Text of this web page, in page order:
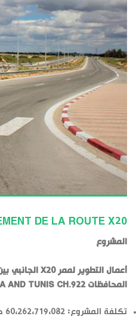
DE LA ROUTE X20
المشروع
المحافظات ARIANA-MANOUBA AND TUNIS CH.922
تكلفة المشروع: 60،262،719،082 دينار تونسي